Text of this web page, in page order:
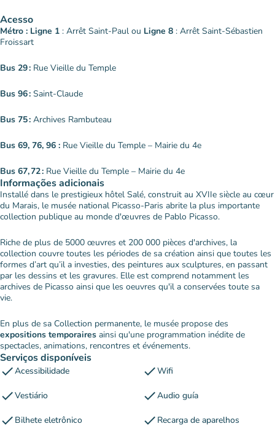
Acesso
Métro : Ligne 1 : Arrêt Saint-Paul ou Ligne 8 : Arrêt Saint-Sébastien
Froissart
Bus 29 : Rue Vieille du Temple
Bus 96 : Saint-Claude
Bus 75 : Archives Rambuteau
Bus 69, 76, 96 : Rue Vieille du Temple – Mairie du 4e
Bus 67, 72 : Rue Vieille du Temple – Mairie du 4e
Informações adicionais
Installé dans le prestigieux hôtel Salé, construit au XVIIe siècle au cœur
du Marais, le musée national Picasso-Paris abrite la plus importante
collection publique au monde d'œuvres de Pablo Picasso.
Riche de plus de 5000 œuvres et 200 000 pièces d'archives, la
collection couvre toutes les périodes de sa création ainsi que toutes les
formes d’art qu’il a investies, des peintures aux sculptures, en passant
par les dessins et les gravures. Elle est comprend notamment les
archives de Picasso ainsi que les oeuvres qu'il a conservées toute sa
vie.
En plus de sa Collection permanente, le musée propose des
expositions temporaires ainsi qu'une programmation inédite de
spectacles, animations, rencontres et événements.
Serviços disponíveis
checkAcessibilidade checkWifi
checkVestiário checkAudio guía
check Bilhete eletrônico check Recarga de aparelhos